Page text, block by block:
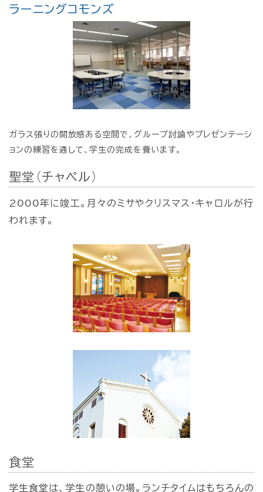
ラーニングコモンズ
ガラス張りの開放感ある空間で、グループ討論やプレゼンテーシ
ョンの練習を通して、学生の完成を養います。
聖堂（チャペル）
2000年に竣工。月々のミサやクリスマス・キャロルが行
われます。
食堂
学生食堂は、学生の憩いの場。ランチタイムはもちろんの